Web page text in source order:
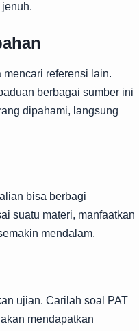
referensi lain.
berbagai sumber ini
dipahami, langsung
bisa berbagi
suatu materi, manfaatkan
mendalam.
ujian. Carilah soal PAT
mendapatkan